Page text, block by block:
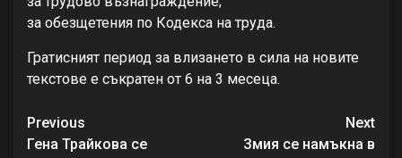
за обезщетения по Кодекса на труда.
Гратисният период за влизането в сила на новите
текстове е съкратен от 6 на 3 месеца.
Continue
Previous
Гена Трайкова се
Next
Змия се намъкна в